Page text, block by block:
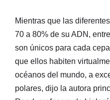
Mientras que las
70 a 80% de su ADN,
son únicos para cada
que ellos habiten
océanos del mundo, a
polares, dijo la autora